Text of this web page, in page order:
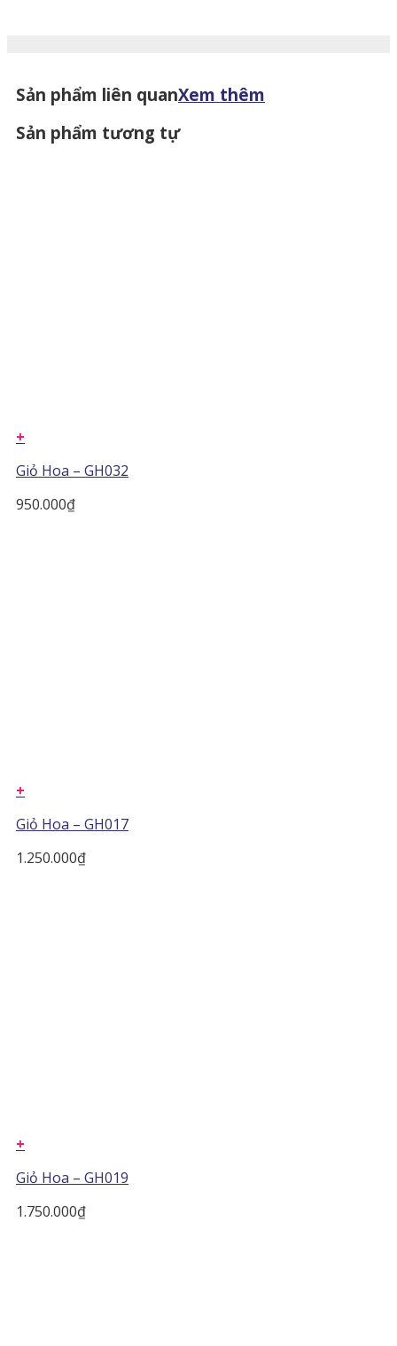
Sản phẩm liên quanXem thêm
Sản phẩm tương tự
+
Giỏ Hoa – GH032
950.000₫
+
Giỏ Hoa – GH017
1.250.000₫
+
Giỏ Hoa – GH019
1.750.000₫